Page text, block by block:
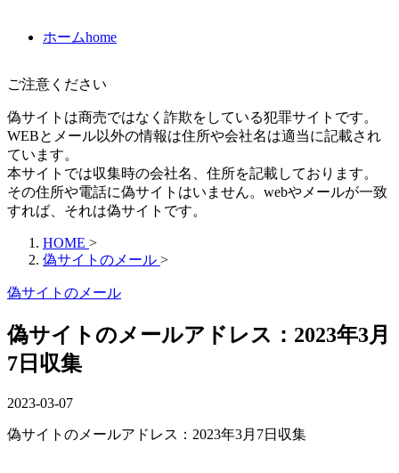
ホームhome
ご注意ください
偽サイトは商売ではなく詐欺をしている犯罪サイトです。
WEBとメール以外の情報は住所や会社名は適当に記載され
ています。
本サイトでは収集時の会社名、住所を記載しております。
その住所や電話に偽サイトはいません。webやメールが一致
すれば、それは偽サイトです。
HOME >
偽サイトのメール >
偽サイトのメール
偽サイトのメールアドレス：2023年3月
7日収集
2023-03-07
偽サイトのメールアドレス：2023年3月7日収集